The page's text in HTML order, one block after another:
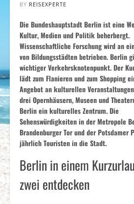
BY REISEXPERTE
Die Bundeshauptstadt Berlin ist eine
Kultur, Medien und Politik beherbergt.
Wissenschaftliche Forschung wird an
von Bildungsstädten betrieben. Berlin
wichtiger Verkehrsknotenpunkt. Der
lädt zum Flanieren und zum Shopping
Angebot an kulturellen
drei Opernhäusern, Museen und
Berlin ein kulturelles Zentrum. Die
Sehenswürdigkeiten in der Metropole
Brandenburger Tor und der Potsdamer
jährlich Touristen in die Stadt.
Berlin in einem
zwei entdecken